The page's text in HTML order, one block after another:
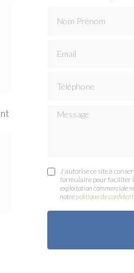
Message
J'autorise ce site à
formulaire pour faciliter
exploitation commerciale
notrepolitique de